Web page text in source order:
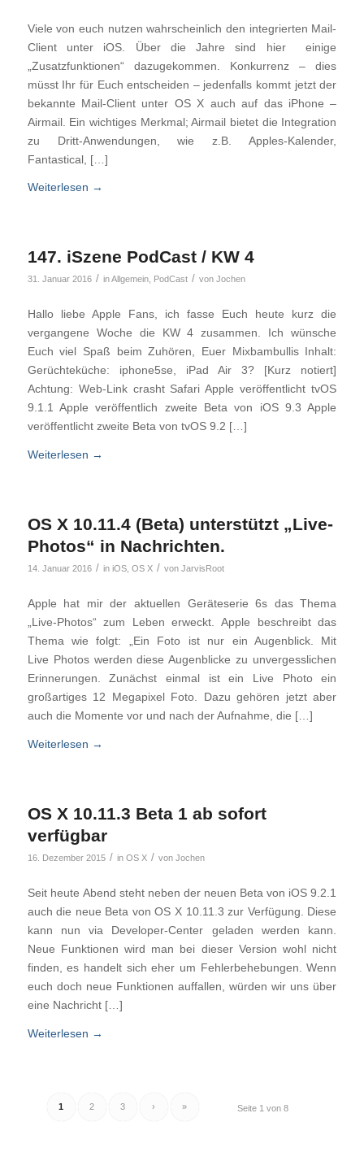
Viele von euch nutzen wahrscheinlich den integrierten Mail-
Client unter iOS. Über die Jahre sind hier einige
„Zusatzfunktionen“ dazugekommen. Konkurrenz – dies
müsst Ihr für Euch entscheiden – jedenfalls kommt jetzt der
bekannte Mail-Client unter OS X auch auf das iPhone –
Airmail. Ein wichtiges Merkmal; Airmail bietet die Integration
zu Dritt-Anwendungen, wie z.B. Apples-Kalender,
Fantastical, […]
Weiterlesen →
147. iSzene PodCast / KW 4
31. Januar 2016 / inAllgemein, PodCast / von Jochen
Hallo liebe Apple Fans, ich fasse Euch heute kurz die
vergangene Woche die KW 4 zusammen. Ich wünsche
Euch viel Spaß beim Zuhören, Euer Mixbambullis Inhalt:
Gerüchteküche: iphone5se, iPad Air 3? [Kurz notiert]
Achtung: Web-Link crasht Safari Apple veröffentlicht tvOS
9.1.1 Apple veröffentlich zweite Beta von iOS 9.3 Apple
veröffentlicht zweite Beta von tvOS 9.2 […]
Weiterlesen →
OS X 10.11.4 (Beta) unterstützt „Live-
Photos“ in Nachrichten.
14. Januar 2016 / in iOS, OS X / von JarvisRoot
Apple hat mir der aktuellen Geräteserie 6s das Thema
„Live-Photos“ zum Leben erweckt. Apple beschreibt das
Thema wie folgt: „Ein Foto ist nur ein Augenblick. Mit
Live Photos werden diese Augenblicke zu unvergesslichen
Erinnerungen. Zunächst einmal ist ein Live Photo ein
großartiges 12 Megapixel Foto. Dazu gehören jetzt aber
auch die Momente vor und nach der Aufnahme, die […]
Weiterlesen →
OS X 10.11.3 Beta 1 ab sofort
verfügbar
16. Dezember 2015 / in OS X / von Jochen
Seit heute Abend steht neben der neuen Beta von iOS 9.2.1
auch die neue Beta von OS X 10.11.3 zur Verfügung. Diese
kann nun via Developer-Center geladen werden kann.
Neue Funktionen wird man bei dieser Version wohl nicht
finden, es handelt sich eher um Fehlerbehebungen. Wenn
euch doch neue Funktionen auffallen, würden wir uns über
eine Nachricht […]
Weiterlesen →
Seite 1 von 8
1 2 3 › »